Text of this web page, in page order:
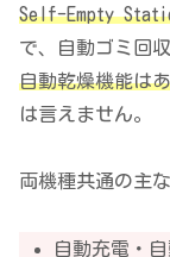
Self-Empty
で、自動ゴミ回
自動乾燥機能は
は言えません。
両機種共通の主
自動充電・